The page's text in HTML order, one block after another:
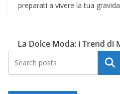
preparati a vivere la tua
La Dolce Moda: i Trend di
Cerca